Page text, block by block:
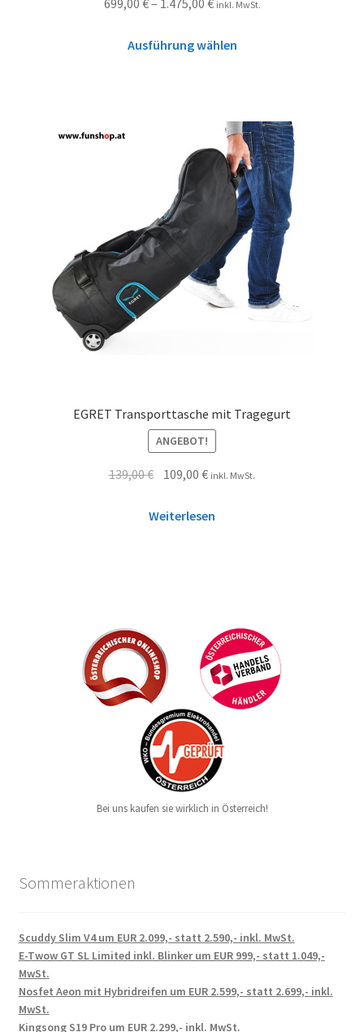
von 5
inkl. MwSt.
Ausführung wählen
EGRET Transporttasche mit Tragegurt
ANGEBOT!
139,00€ 109,00€ inkl. MwSt.
Weiterlesen
Bei uns kaufen sie wirklich in Österreich!
Sommeraktionen
Scuddy Slim V4 um EUR 2.099,- statt 2.590,- inkl. MwSt.
E-Twow GT SL Limited inkl. Blinker um EUR 999,- statt 1.049,-
MwSt.
Nosfet Aeon mit Hybridreifen um EUR 2.599,- statt 2.699,- inkl.
MwSt.
Kingsong S19 Pro um EUR 2.299,- inkl. MwSt.